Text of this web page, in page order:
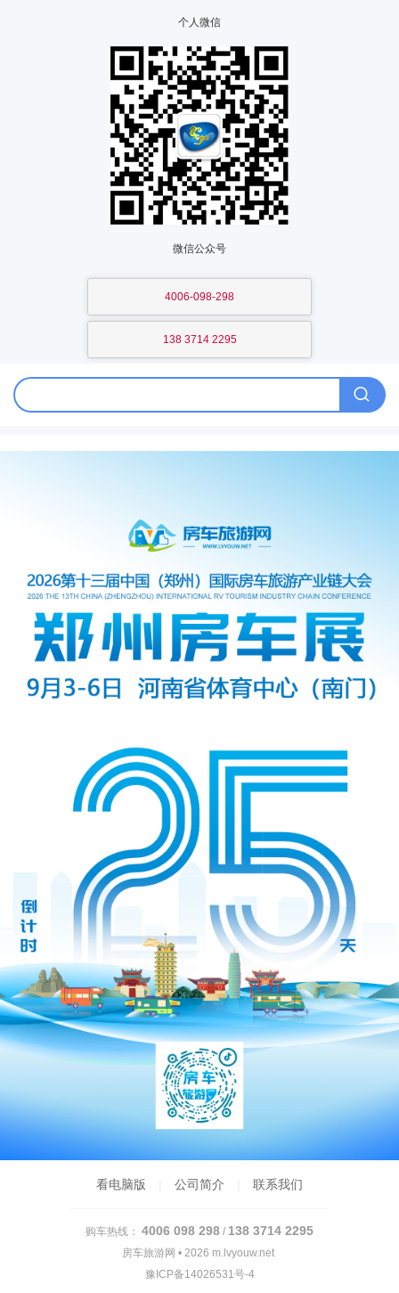
个人微信
微信公众号
4006-098-298
138 3714 2295
看电脑版 公司简介 联系我们
购车热线： 4006 098 298 / 138 3714 2295
房车旅游网 • 2026 m.lvyouw.net
豫ICP备14026531号-4